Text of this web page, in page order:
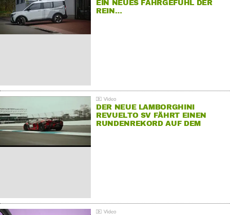
EIN NEUES FAHRGEFÜHL DER
REIN…
DER NEUE LAMBORGHINI
REVUELTO SV FÄHRT EINEN
RUNDENREKORD AUF DEM